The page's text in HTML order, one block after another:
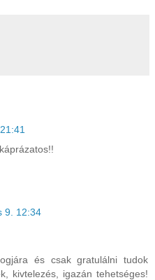
9. 12:34
és csak gratulálni tudok
kivtelezés, igazán tehetséges!